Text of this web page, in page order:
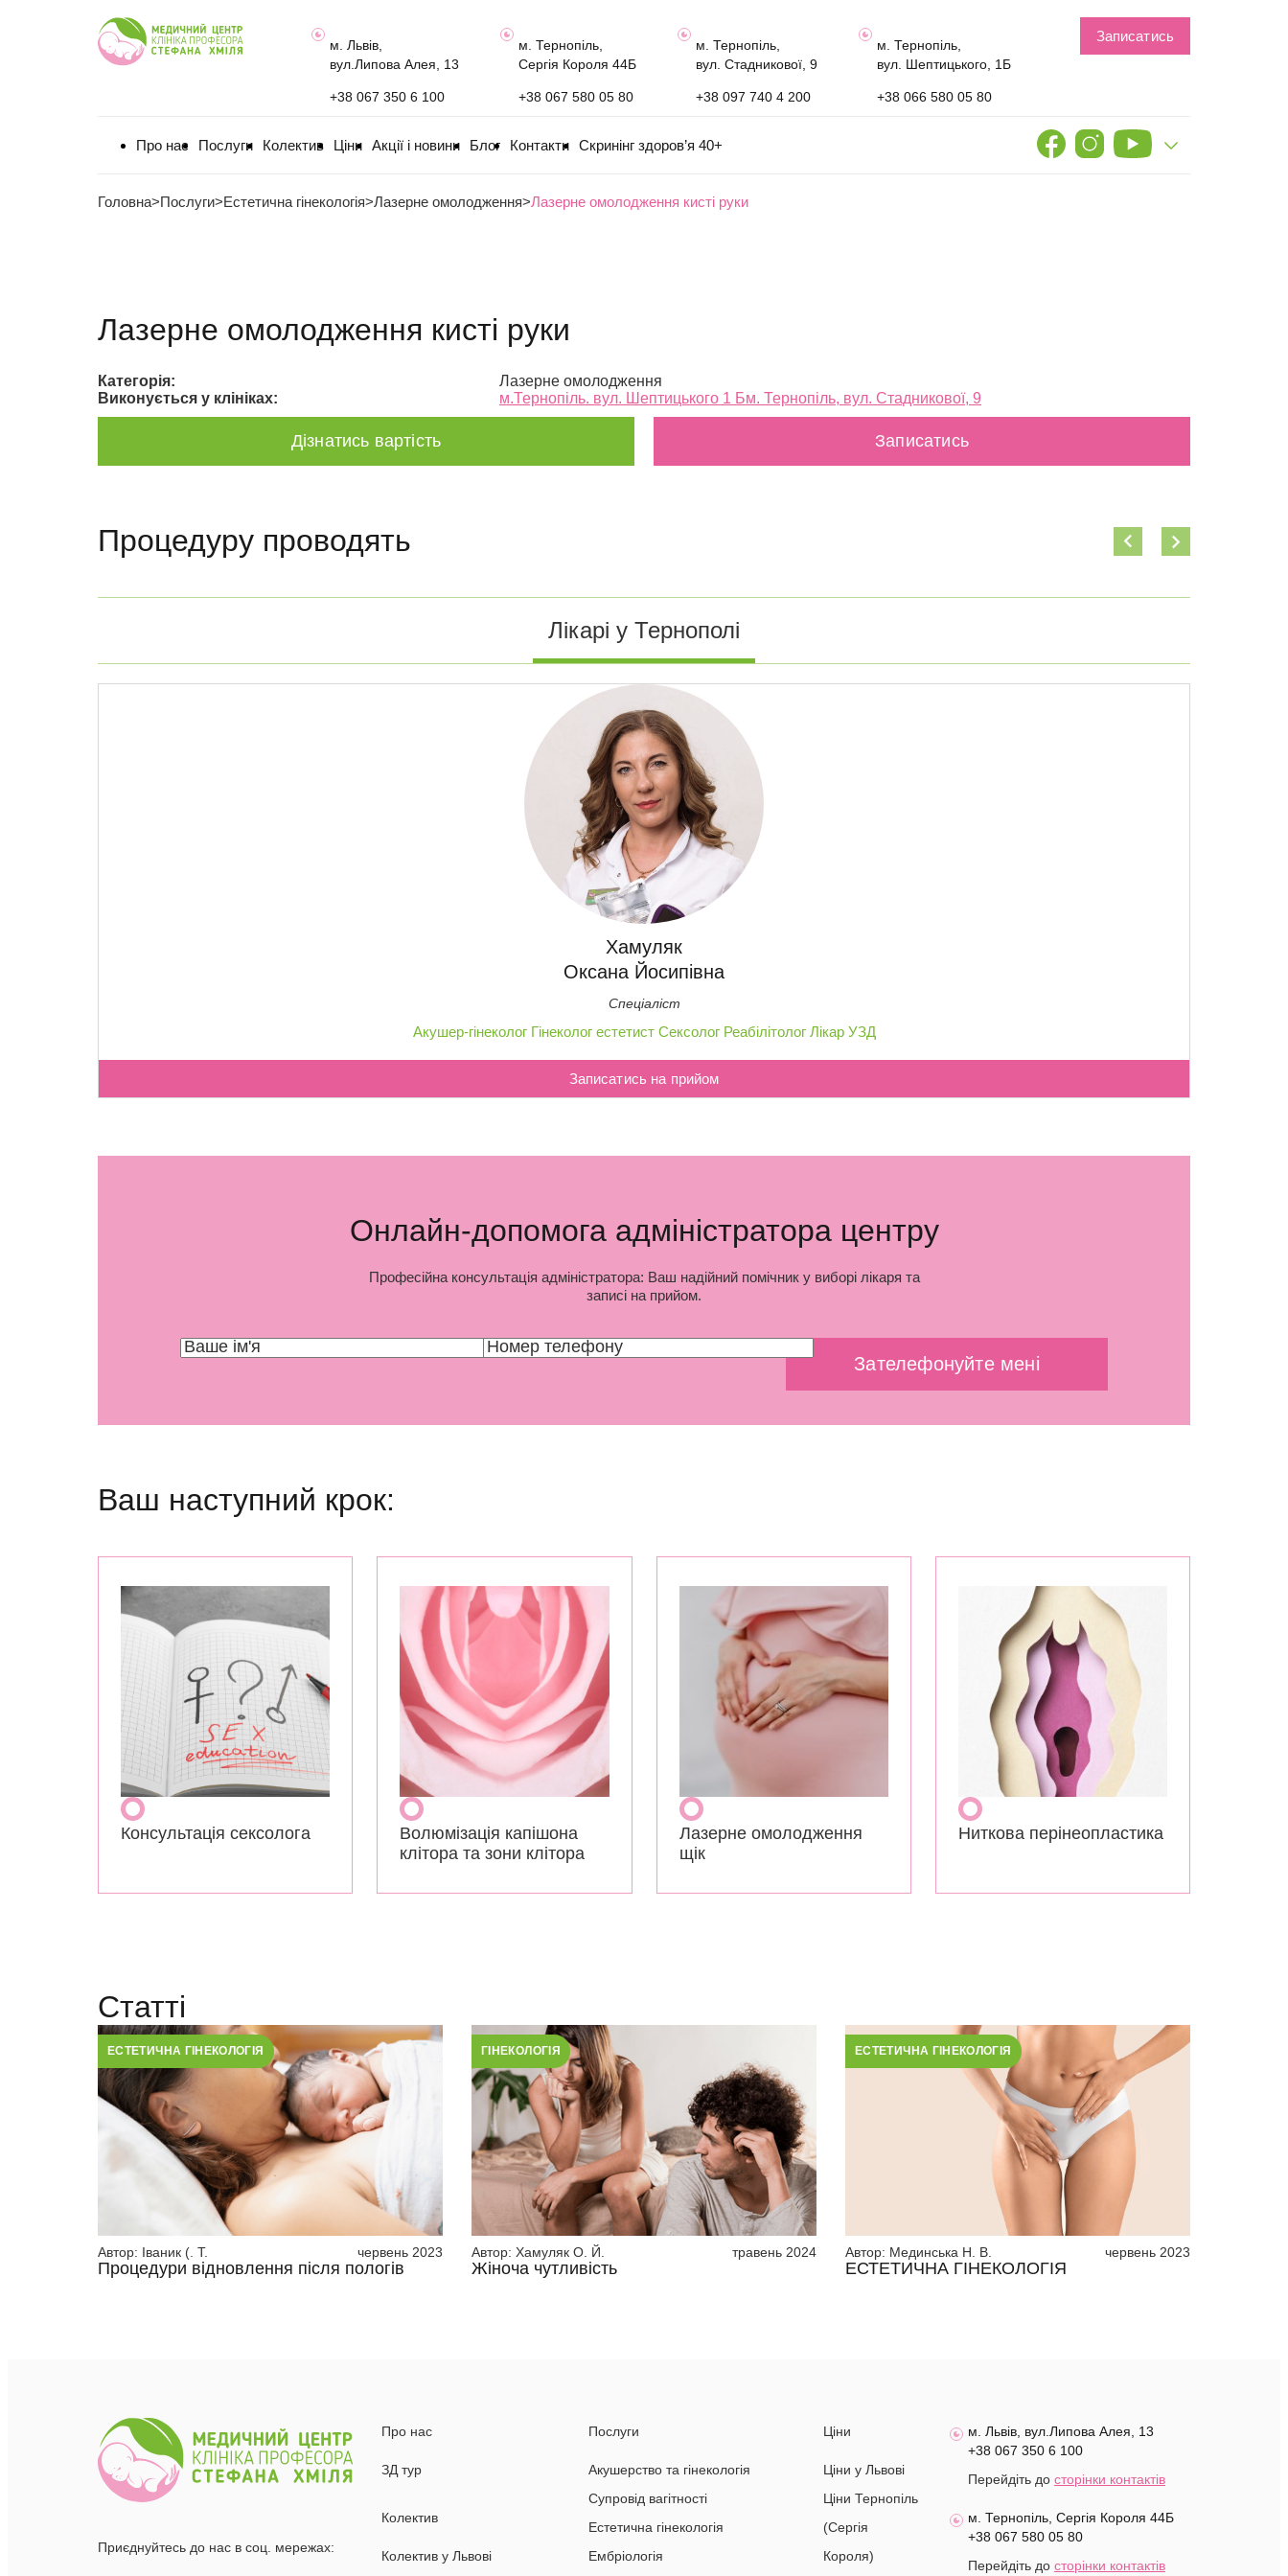
м. Львів,
вул.Липова Алея, 13
+38 067 350 6 100
м. Тернопіль,
Сергія Короля 44Б
+38 067 580 05 80
м. Тернопіль,
вул. Стадникової, 9
+38 097 740 4 200
м. Тернопіль,
вул. Шептицького, 1Б
+38 066 580 05 80
Записатись
Про нас Послуги Колектив Ціни Акції і новини Блог Контакти Скринінг здоров’я 40+
Головна>Послуги>Естетична гінекологія>Лазерне омолодження>Лазерне омолодження кисті руки
Лазерне омолодження кисті руки
Категорія:
Лазерне омолодження
Виконується у клініках:
м.Тернопіль. вул. Шептицького 1 Бм. Тернопіль, вул. Стадникової, 9
Дізнатись вартість Записатись
Процедуру проводять
Лікарі у Тернополі
Хамуляк
Оксана Йосипівна
Спеціаліст
Акушер-гінеколог Гінеколог естетист Сексолог Реабілітолог Лікар УЗД
Записатись на прийом
Онлайн-допомога адміністратора центру
Професійна консультація адміністратора: Ваш надійний помічник у виборі лікаря та
записі на прийом.
Ваш наступний крок:
Консультація сексолога
Волюмізація капішона
клітора та зони клітора
Лазерне омолодження
щік
Ниткова перінеопластика
Статті
ЕСТЕТИЧНА ГІНЕКОЛОГІЯ
Автор: Іваник (. Т. червень 2023
Процедури відновлення після пологів
ГІНЕКОЛОГІЯ
Автор: Хамуляк О. Й. травень 2024
Жіноча чутливість
ЕСТЕТИЧНА ГІНЕКОЛОГІЯ
Автор: Мединська Н. В. червень 2023
ЕСТЕТИЧНА ГІНЕКОЛОГІЯ
Приєднуйтесь до нас в соц. мережах:
Про нас
ЗД тур
Колектив
Колектив у Львові
Послуги
Акушерство та гінекологія
Супровід вагітності
Естетична гінекологія
Ембріологія
Ціни
Ціни у Львові
Ціни Тернопіль
(Сергія
Короля)
м. Львів, вул.Липова Алея, 13
+38 067 350 6 100
Перейдіть до сторінки контактів
м. Тернопіль, Сергія Короля 44Б
+38 067 580 05 80
Перейдіть до сторінки контактів